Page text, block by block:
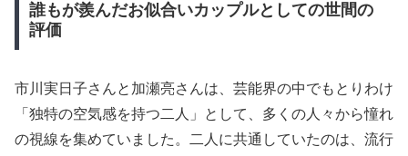
誰もが羨んだお似合いカップルとしての世間の
評価
市川実日子さんと加瀬亮さんは、芸能界の中でもとりわけ
「独特の空気感を持つ二人」として、多くの人々から憧れ
の視線を集めていました。二人に共通していたのは、流行